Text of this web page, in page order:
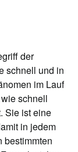
der
schnell und in
im Lauf
schnell
Sie ist eine
in jedem
bestimmten